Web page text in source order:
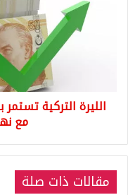
نهاية
الليرة التركية تستمر
مع
مقالات ذات صلة